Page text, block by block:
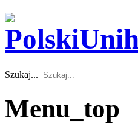
Szukaj...
Menu_top